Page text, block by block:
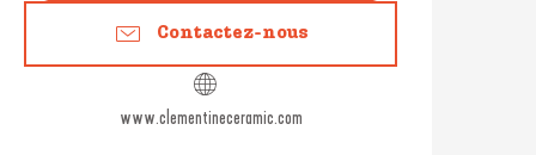
Contactez-nous
www.clementineceramic.com